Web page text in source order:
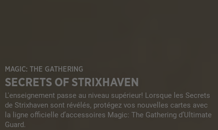
MAGIC: THE GATHERING
SECRETS OF STRIXHAVEN
L'enseignement passe au niveau supérieur! Lorsque les Secrets
de Strixhaven sont révélés, protégez vos nouvelles cartes avec
la ligne officielle d’accessoires Magic: The Gathering d’Ultimate
Guard.